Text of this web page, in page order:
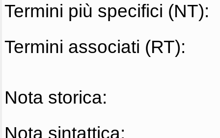
Termini più specifici (NT):
Termini associati (RT):
Nota storica:
Nota sintattica: